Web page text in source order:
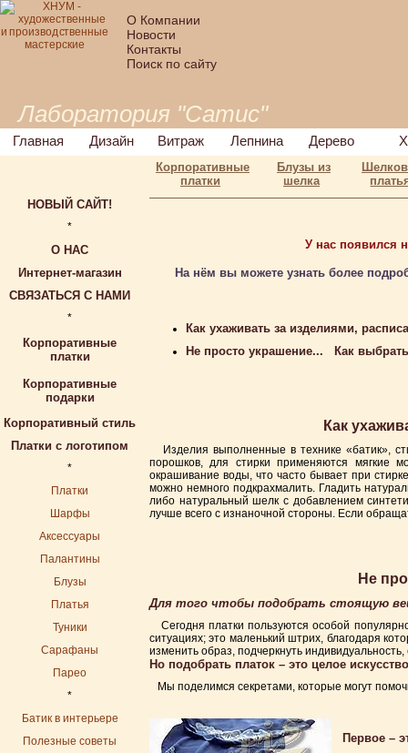
О Компании
Новости
Контакты
Поиск по сайту
Лаборатория "Сатис"
Главная Дизайн Витраж Лепнина Дерево
Корпоративные
платки
Блузы из
шелка
НОВЫЙ САЙТ!
*
О НАС
Интернет-магазин
СВЯЗАТЬСЯ С НАМИ
*
Корпоративные
платки
Корпоративные
подарки
Корпоративный стиль
Платки с логотипом
*
Платки
Шарфы
Аксессуары
Палантины
Блузы
Платья
Туники
Сарафаны
Парео
*
Батик в интерьере
Полезные советы
У нас появился
На нём вы можете узнать более
Как ухаживать за изделиями,
Не просто украшение... Как
Как
Изделия выполненные в технике «батик»,
порошков, для стирки применяются мягкие
окрашивание воды, что часто бывает при
можно немного подкрахмалить. Гладить
либо натуральный шелк с добавлением
лучше всего с изнаночной стороны. Если
Не
Для того чтобы подобрать стоящую
Сегодня платки пользуются особой
ситуациях; это маленький штрих, благодаря
изменить образ, подчеркнуть
Но подобрать платок – это целое
Мы поделимся секретами, которые могут
Первое –